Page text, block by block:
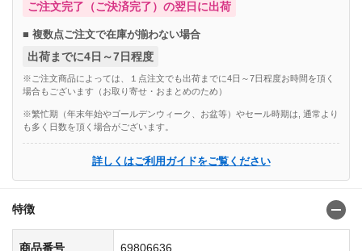
ご注文完了（ご決済完了）の翌日に出荷
■ 複数点ご注文で在庫が揃わない場合
出荷までに4日～7日程度
※ご注文商品によっては、１点注文でも出荷までに4日～7日程度お時間を頂く
場合もございます（お取り寄せ・おまとめのため）
※繁忙期（年末年始やゴールデンウィーク、お盆等）やセール時期は, 通常より
も多く日数を頂く場合がございます。
詳しくはご利用ガイドをご覧ください
特徴
商品番号 69806636